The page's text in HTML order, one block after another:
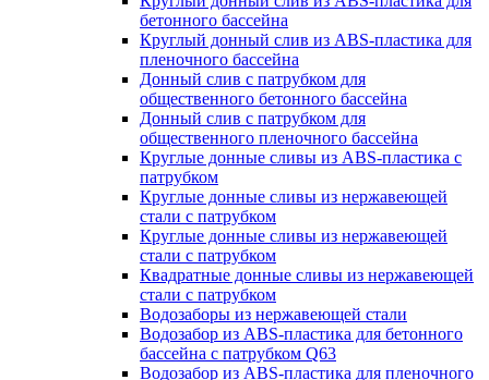
бетонного бассейна
Круглый донный слив из ABS-пластика для
пленочного бассейна
Донный слив с патрубком для
общественного бетонного бассейна
Донный слив с патрубком для
общественного пленочного бассейна
Круглые донные сливы из ABS-пластика с
патрубком
Круглые донные сливы из нержавеющей
стали с патрубком
Круглые донные сливы из нержавеющей
стали с патрубком
Квадратные донные сливы из нержавеющей
стали с патрубком
Водозаборы из нержавеющей стали
Водозабор из ABS-пластика для бетонного
бассейна с патрубком Q63
Водозабор из ABS-пластика для пленочного